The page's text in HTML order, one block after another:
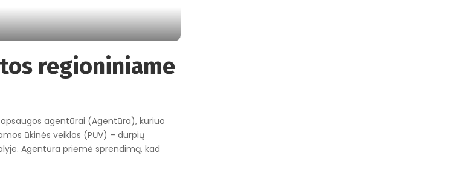
regioniniame
agentūrai (Agentūra), kuriuo
ūkinės veiklos (PŪV) – durpių
Agentūra priėmė sprendimą, kad